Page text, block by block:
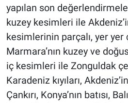
yapılan son
kuzey kesimleri ile
kesimlerinin parçalı, yer yer
Marmara’nın kuzey ve
iç kesimleri ile Zonguldak
Karadeniz kıyıları,
Çankırı, Konya’nın batısı,
Gündem Özel
Günün görüntüsü
Haber
İlan